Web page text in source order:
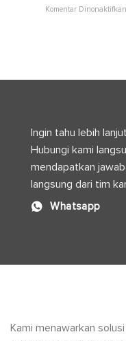
Komentar Dinonaktifkan
Ingin tahu lebih
Hubungi kami
mendapatkan
langsung dari tim
Whatsapp
Kami menawarkan